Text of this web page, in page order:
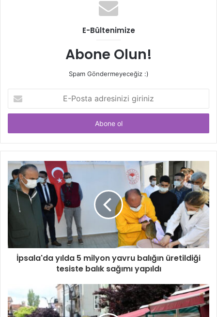
E-Bültenimize
Abone Olun!
Spam Göndermeyeceğiz :)
Posta
adresinizi
İpsala'da yılda 5 milyon yavru balığın üretildiği
tesiste balık sağımı yapıldı